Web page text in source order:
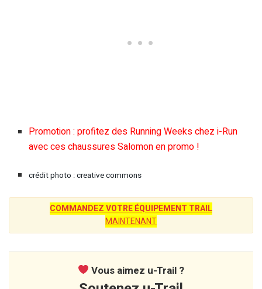
Promotion : profitez des Running Weeks chez i-Run
avec ces chaussures Salomon en promo !
crédit photo : creative commons
COMMANDEZ VOTRE ÉQUIPEMENT TRAIL
MAINTENANT
Vous aimez u-Trail ?